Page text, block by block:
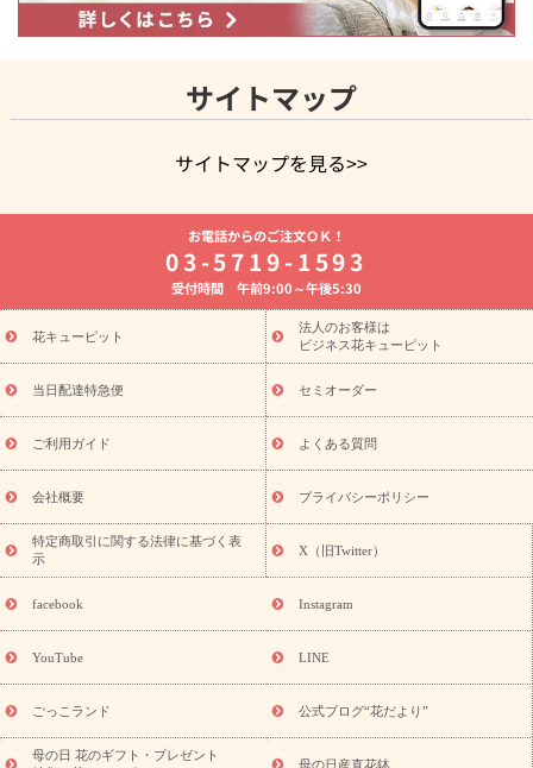
サイトマップ
サイトマップを見る>>
よく贈られる花
お祝いの花特集
誕生日フラワーギフト特集
8月の誕生花(トルコキキョウ)
開店・開業祝い
お供え・お悔やみ お供え・お悔やみの花
通夜・葬儀に贈る花 胡蝶蘭・花鉢
ーブドフラワー
季節のイベント
ひまわり ギフト・プレゼント
特集
お盆 花（新盆・初盆） 季節のイベント
お盆 花（新
盆・初盆）
お盆 花（新盆・初盆）
お盆・お供え 花とセットギ
フト
お盆・お供え プリザーブドフラワー
ひまわり ギフト・プ
レゼント特集
夏の花贈り・お中元・暑中見舞い 花のギフト特集
敬老の日におくる花ギフト・プレゼント特集
花ギフト・プレゼント特集
敬老の日 花のおすすめランキング
敬
老の日 花鉢植えのギフト・プレゼント特集
敬老の日 花とセットギ
フト・プレゼント特集
敬老の日の花 全てのギフト一覧
キャン
ペーン
映画『ウォーターガーディアンズ』コラボキャンペーン
「きょう誕生日なんです」キャンペーン
誕生日の花を探す
誕生日フラワーギフト 誕生日フラワーギフト特集
(トルコキキョウ)
9月の誕生花(リンドウ)
ら探す
お祝いの花特集 当日配達特急便 お祝い商品一覧
念日
結婚祝い 出産祝い 退院祝い・快気祝い
お電話からのご注文ＯＫ！
03-5719-1593
受付時間 午前9:00～午後5:30
花キューピット
法人のお客様は
ビジネス花キューピット
当日配達特急便 セミオーダー
ご利用ガイド よくある質問
会社概要 プライバシーポリシー
特定商取引に関する法律に基づく表
示
X（旧Twitter）
facebook Instagram
YouTube LINE
ごっこランド 公式ブログ“花だより”
母の日 花のギフト・プレゼント
母の日産直花鉢